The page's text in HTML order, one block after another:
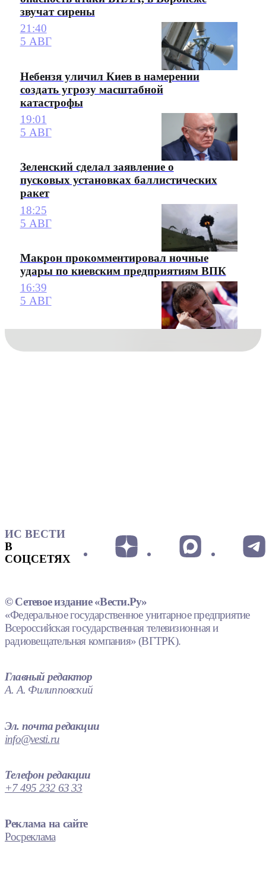
звучат сирены
21:40
5 АВГ
Небензя уличил Киев в намерении
создать угрозу масштабной
катастрофы
19:01
5 АВГ
Зеленский сделал заявление о
пусковых установках баллистических
ракет
18:25
5 АВГ
Макрон прокомментировал ночные
удары по киевским предприятиям ВПК
16:39
5 АВГ
ИС ВЕСТИ
В
СОЦСЕТЯХ
© Сетевое издание «Вести.Ру»
«Федеральное государственное унитарное предприятие
Всероссийская государственная телевизионная и
радиовещательная компания» (ВГТРК).
Главный редактор
А. А. Филипповский
Эл. почта редакции
info@vesti.ru
Телефон редакции
+7 495 232 63 33
Реклама на сайте
Росреклама